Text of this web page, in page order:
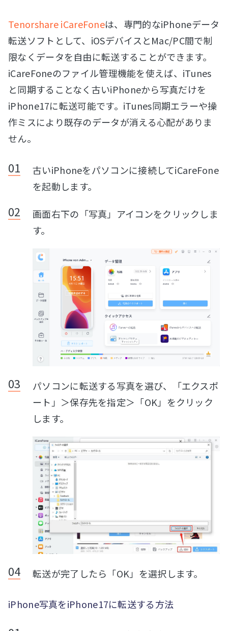
Tenorshare iCareFoneは、専門的なiPhoneデータ
転送ソフトとして、iOSデバイスとMac/PC間で制
限なくデータを自由に転送することができます。
iCareFoneのファイル管理機能を使えば、iTunes
と同期することなく古いiPhoneから写真だけを
iPhone17に転送可能です。iTunes同期エラーや操
作ミスにより既存のデータが消える心配がありま
せん。
古いiPhoneをパソコンに接続してiCareFone
を起動します。
画面右下の「写真」アイコンをクリックしま
す。
パソコンに転送する写真を選び、「エクスポ
ート」＞保存先を指定＞「OK」をクリック
します。
転送が完了したら「OK」を選択します。
iPhone写真をiPhone17に転送する方法